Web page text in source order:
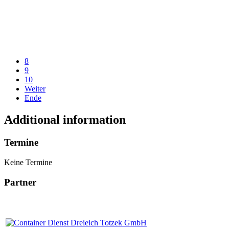
8
9
10
Weiter
Ende
Additional information
Termine
Keine Termine
Partner